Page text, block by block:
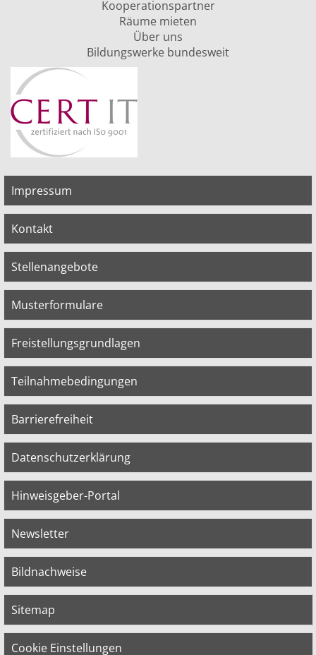
Kooperationspartner
Räume mieten
Über uns
Bildungswerke bundesweit
Impressum
Kontakt
Stellenangebote
Musterformulare
Freistellungsgrundlagen
Teilnahmebedingungen
Barrierefreiheit
Datenschutzerklärung
Hinweisgeber-Portal
Newsletter
Bildnachweise
Sitemap
Cookie Einstellungen